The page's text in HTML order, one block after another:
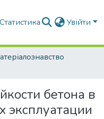
Статистика Увійти
бетона в
эксплуатации